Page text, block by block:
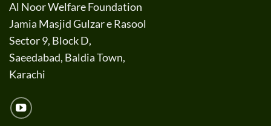
Al Noor Welfare Foundation
Jamia Masjid Gulzar e Rasool
Sector 9, Block D,
Saeedabad, Baldia Town,
Karachi